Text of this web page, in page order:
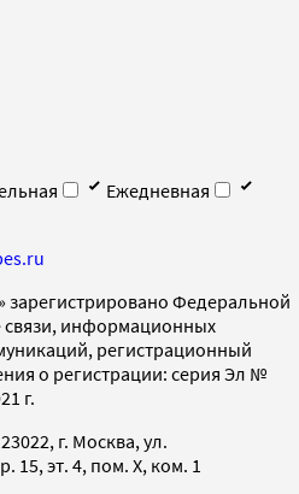
Ежедневная
» зарегистрировано Федеральной
связи, информационных
регистрационный
о регистрации: серия Эл №
г.
г. Москва, ул.
15, эт. 4, пом. X, ком. 1